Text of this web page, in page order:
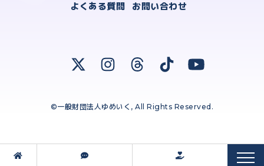
よくある質問 お問い合わせ
©一般財団法人ゆめいく, All Rights Reserved.